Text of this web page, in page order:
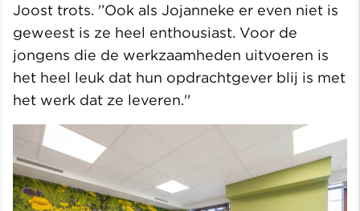
Joost trots. '’Ook als Jojanneke er even niet is
geweest is ze heel enthousiast. Voor de
jongens die de werkzaamheden uitvoeren is
het heel leuk dat hun opdrachtgever blij is met
het werk dat ze leveren.''